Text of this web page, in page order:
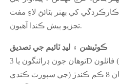
ڪارڪردگي کي بهتر بڻائڻ لاءِ مفت DFM (ٺاهڻ لاءِ ڊيزائن)
تجزيو پيش ڪندا آهيون.
ڪوٽيشن ۽ ليڊ ٽائيم جي تصديق
توهان جون ڊرائنگون يا 3D فائلون (STEP، IGES، X_T، وغيره
جي سپورٽ ڪندي) حاصل ڪرڻ کان پوءِ، اسان 8 ڪم ڪندڙ